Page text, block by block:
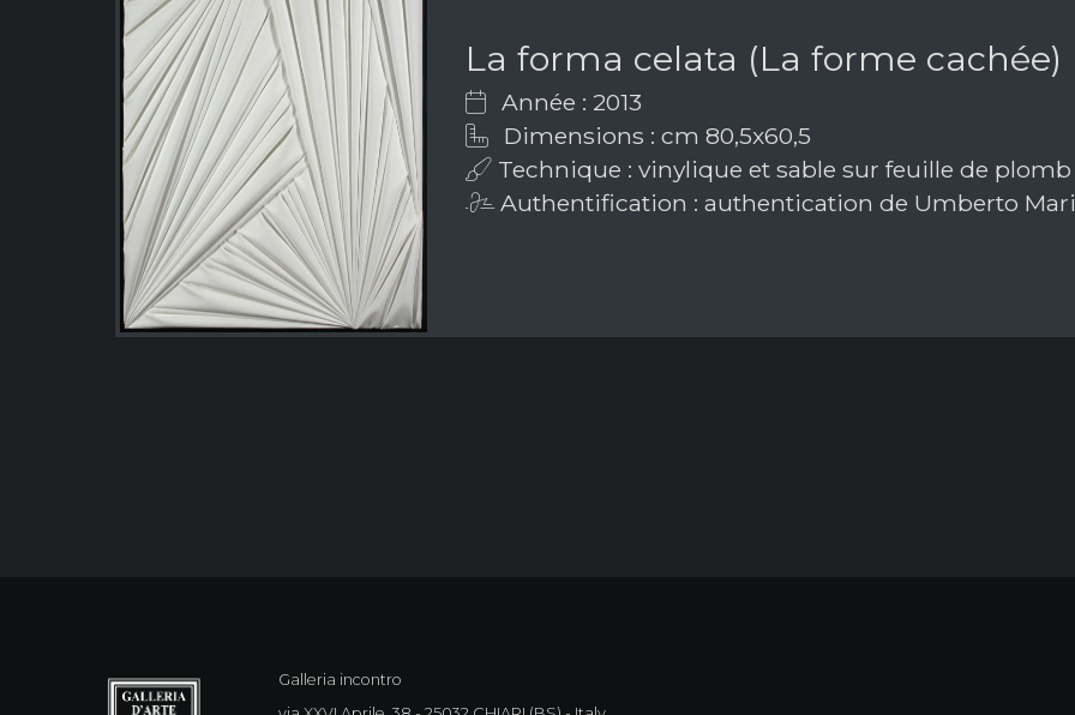
La forma celata (La forme cachée)
Année : 2013
Dimensions : cm 80,5x60,5
Technique : vinylique et sable sur feuille de plomb
Authentification : authentication de Umberto
Galleria incontro